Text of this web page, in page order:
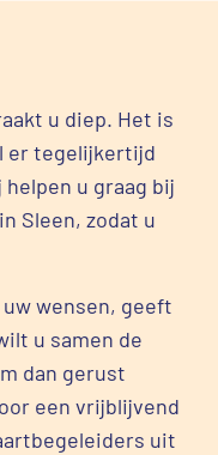
u diep. Het is
er tegelijkertijd
u graag bij
Sleen, zodat u
wensen, geeft
u samen de
dan gerust
een vrijblijvend
uit